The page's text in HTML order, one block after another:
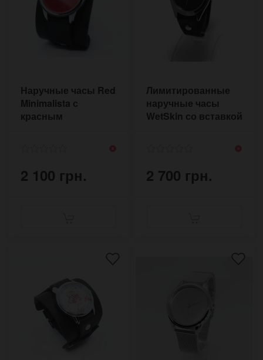
Наручные часы Red
Minimalista с
красным
2 100 грн.
Лимитированные
наручные часы
WetSkin со вставкой
2 700 грн.